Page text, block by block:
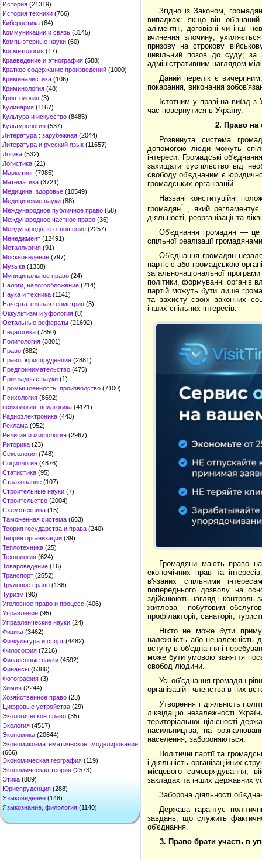
История (21319)
История техники (766)
Кибернетика (64)
Коммуникации и связь (3145)
Компьютерные науки (60)
Косметология (17)
Краеведение и этнография (588)
Краткое содержание произведений (1000)
Криминалистика (106)
Криминология (48)
Криптология (3)
Кулинария (1167)
Культура и искусство (8485)
Культурология (537)
Литература : зарубежная (2044)
Литература и русский язык (11657)
Логика (532)
Логистика (21)
Маркетинг (7985)
Математика (3721)
Медицина, здоровье (10549)
Медицинские науки (88)
Международное публичное право (58)
Международное частное право (36)
Международные отношения (2257)
Менеджмент (12491)
Металлургия (91)
Москвоведение (797)
Музыка (1338)
Муниципальное право (24)
Налоги, налогообложение (214)
Наука и техника (1141)
Начертательная геометрия (3)
Оккультизм и уфология (8)
Остальные рефераты (21692)
Педагогика (7850)
Политология (3801)
Право (682)
Право, юриспруденция (2881)
Предпринимательство (475)
Прикладные науки (1)
Промышленность, производство (7100)
Психология (8692)
психология, педагогика (4121)
Радиоэлектроника (443)
Реклама (952)
Религия и мифология (2967)
Риторика (23)
Сексология (748)
Социология (4876)
Статистика (95)
Страхование (107)
Строительные науки (7)
Строительство (2004)
Схемотехника (15)
Таможенная система (663)
Теория государства и права (240)
Теория организации (39)
Теплотехника (25)
Технология (624)
Товароведение (16)
Транспорт (2652)
Трудовое право (136)
Туризм (90)
Уголовное право и процесс (406)
Управление (95)
Управленческие науки (24)
Физика (3462)
Физкультура и спорт (4482)
Философия (7216)
Финансовые науки (4592)
Финансы (5386)
Фотография (3)
Химия (2244)
Хозяйственное право (23)
Цифровые устройства (29)
Экологическое право (35)
Экология (4517)
Экономика (20644)
Экономико-математическое моделирование
(666)
Экономическая география (119)
Экономическая теория (2573)
Этика (889)
Юриспруденция (288)
Языковедение (148)
Языкознание, филология (1140)
Згідно із Законом,
випадках: якщо він
аліментні, договірні чи інші
вчинення злочину;
призову на строкову
цивільний позов до суду; за
адміністративним наглядом
Даний перелік є
покарання, виконання
Істотним у праві на виїзд
час повернутися в Україну.
2. Право на
Розвинута система
допомогою люди можуть
інтереси. Громадські
захищати суспільство від
свободу об'єднаним є
громадських організацій.
Названі конституційні
громадян”
, який регламентує
діяльності, реорганізації та
Об'єднання громадян — це
спільної реалізації
Об'єднання громадян
партією або громадською
загальнонаціональної
політики, формуванні органів
партій можуть бути лише
та захисту своїх законних
інших спільних інтересів.
Громадяни мають право
економічних прав та
в'язаних спільними
попереднього дозволу на
здійснюють нагляд і контроль
житлова - побутовим
профілакторії, санаторії,
Ніхто не може бути
належність або неналежність
вступу в об'єднання і
може бути умовою заняття
свобод людини.
Усі об’єднання громадян
організацій і членства в них
Утворення і діяльність
ліквідацію незалежності
територіальної цілісності
насильництва, на
населення, забороняються.
Політичні партії та
і діяльність організаційних
місцевого самоврядування,
закладах та інших державних
Заборона діяльності
Держава гарантує
завдань, що служить
об'єднання.
3. Право брати участь в